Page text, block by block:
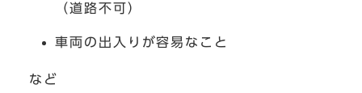
（道路不可）
車両の出入りが容易なこと
など